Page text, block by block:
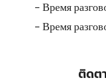
- Время
- Время
ติดต